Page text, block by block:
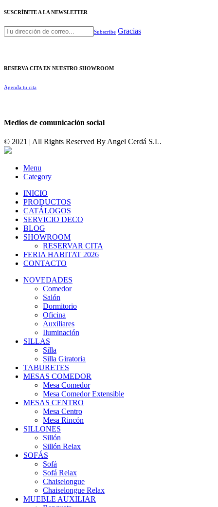
SUSCRÍBETE A LA NEWSLETTER
Subscribe Gracias
RESERVA CITA EN NUESTRO SHOWROOM
Agenda tu cita
Medios de comunicación social
© 2021 | All Rights Reserved By Angel Cerdá S.L.
Menu
Category
INICIO
PRODUCTOS
CATÁLOGOS
SERVICIO DECO
BLOG
SHOWROOM
RESERVAR CITA
FERIA HABITAT 2026
CONTACTO
NOVEDADES
Comedor
Salón
Dormitorio
Oficina
Auxiliares
Iluminación
SILLAS
Silla
Silla Giratoria
TABURETES
MESAS COMEDOR
Mesa Comedor
Mesa Comedor Extensible
MESAS CENTRO
Mesa Centro
Mesa Rincón
SILLONES
Sillón
Sillón Relax
SOFÁS
Sofá
Sofá Relax
Chaiselongue
Chaiselongue Relax
MUEBLE AUXILIAR